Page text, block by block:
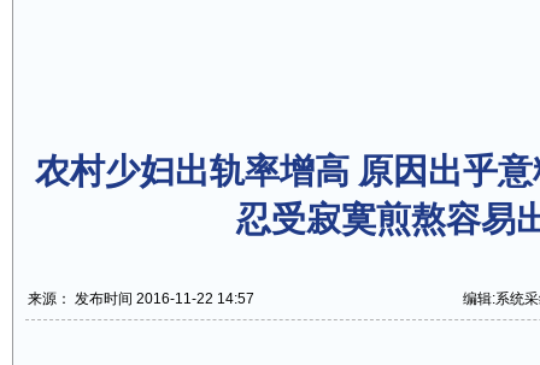
农村少妇出轨率增高 原因出乎
忍受寂寞煎熬容易
来源： 发布时间 2016-11-22 14:57 编辑:系统